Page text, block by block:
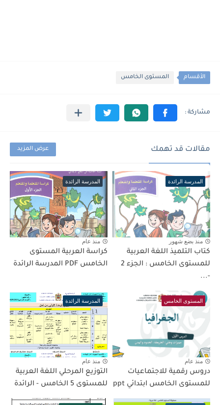
الأقسام المستوى الخامس
مقالات قد تهمك عرض المزيد
المدرسة الرائدة
منذ بضع شهور
كتاب التلميذ اللغة العربية
للمستوى الخامس : الجزء 2
-...
المدرسة الرائدة
منذ عام
كراسة العربية المستوى
الخامس PDF المدرسة الرائدة
المستوى الخامس
منذ عام
دروس رقمية للاجتماعيات
للمستوى الخامس ابتدائي ppt
المدرسة الرائدة
منذ عام
التوزيع المرحلي اللغة العربية
للمستوى 5 الخامس - الرائدة